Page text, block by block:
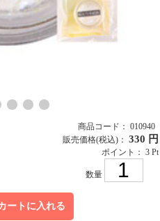
商品コード： 010940
販売価格(税込)： 330 円
ポイント： 3 Pt
数量
ートに入れる